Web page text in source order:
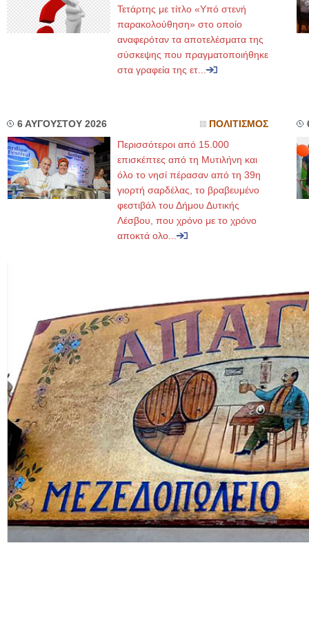
Τετάρτης με τίτλο «Υπό στενή
παρακολούθηση» στο οποίο
αναφερόταν τα αποτελέσματα της
σύσκεψης που πραγματοποιήθηκε
στα γραφεία της ετ...
6 ΑΥΓΟΥΣΤΟΥ 2026 ΠΟΛΙΤΙΣΜΟΣ
Περισσότεροι από 15.000
επισκέπτες από τη Μυτιλήνη και
όλο το νησί πέρασαν από τη 39η
γιορτή σαρδέλας, το βραβευμένο
φεστιβάλ του Δήμου Δυτικής
Λέσβου, που χρόνο με το χρόνο
αποκτά ολο...